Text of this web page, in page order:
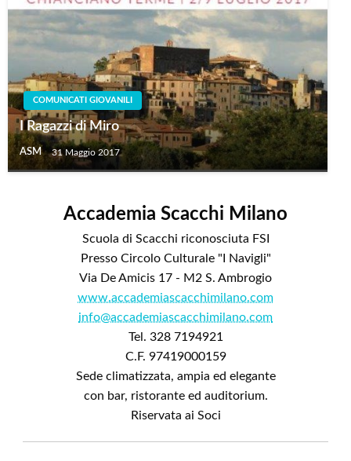
COMUNICATI GIOVANILI
I Ragazzi di Miro
ASM 31 Maggio 2017
Accademia Scacchi Milano
Scuola di Scacchi riconosciuta FSI
Presso Circolo Culturale "I Navigli"
Via De Amicis 17 - M2 S. Ambrogio
www.accademiascacchimilano.com
info@accademiascacchimilano.com
Tel. 328 7194921
C.F. 97419000159
Sede climatizzata, ampia ed elegante
con bar, ristorante ed auditorium.
Riservata ai Soci